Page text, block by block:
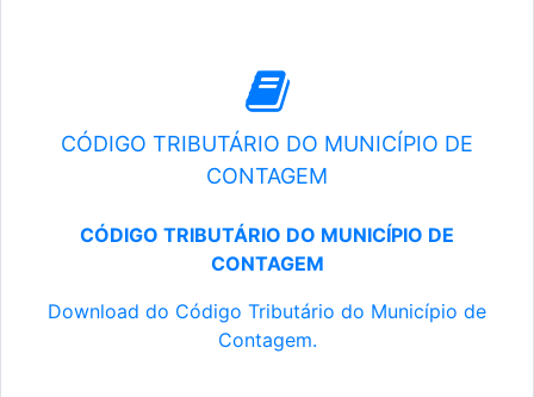
CÓDIGO TRIBUTÁRIO DO MUNICÍPIO DE
CONTAGEM
CÓDIGO TRIBUTÁRIO DO MUNICÍPIO DE
CONTAGEM
Download do Código Tributário do Município de
Contagem.